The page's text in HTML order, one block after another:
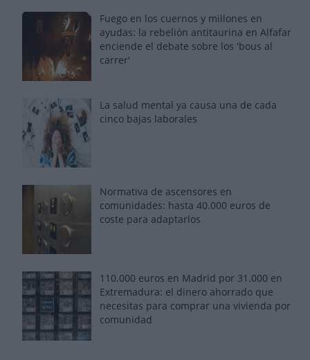
Fuego en los cuernos y millones en
ayudas: la rebelión antitaurina en Alfafar
enciende el debate sobre los 'bous al
carrer'
La salud mental ya causa una de cada
cinco bajas laborales
Normativa de ascensores en
comunidades: hasta 40.000 euros de
coste para adaptarlos
110.000 euros en Madrid por 31.000 en
Extremadura: el dinero ahorrado que
necesitas para comprar una vivienda por
comunidad